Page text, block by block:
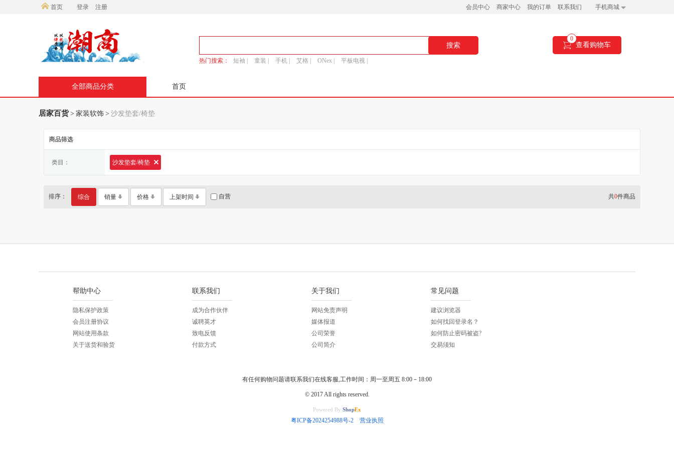
首页 登录 注册 会员中心 商家中心 我的订单 联系我们 手机商城
搜索
热门搜索： 短袖 | 童装 | 手机 | 艾格 | ONex | 平板电视 |
0
查看购物车
全部商品分类 首页
居家百货 > 家装软饰 > 沙发垫套/椅垫
商品筛选
类目： 沙发垫套/椅垫
排序： 综合 销量 价格 上架时间 自营 共0件商品
帮助中心
隐私保护政策
会员注册协议
网站使用条款
关于送货和验货
联系我们
成为合作伙伴
诚聘英才
致电反馈
付款方式
关于我们
网站免责声明
媒体报道
公司荣誉
公司简介
常见问题
建议浏览器
如何找回登录名？
如何防止密码被盗?
交易须知
有任何购物问题请联系我们在线客服,工作时间：周一至周五 8:00－18:00
© 2017 All rights reserved.
Powered By ShopEx
粤ICP备2024254988号-2 营业执照